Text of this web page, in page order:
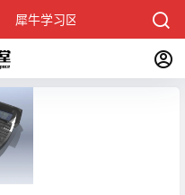
犀牛学习区